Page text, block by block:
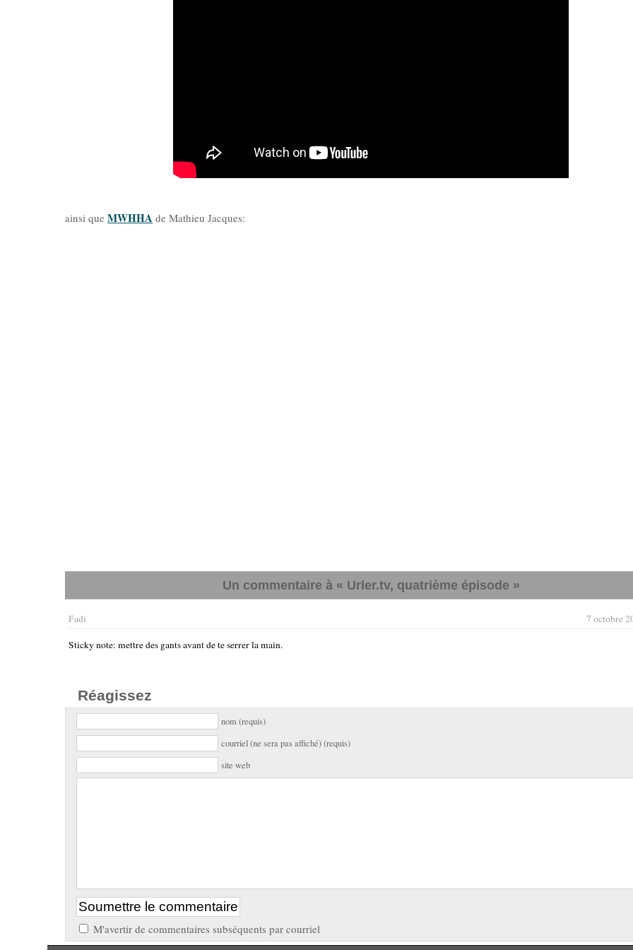
ainsi queMWHHA de Mathieu Jacques:
Un commentaire à « Urler.tv, quatrième épisode »
Fadi 7 octobre
Sticky note: mettre des gants avant de te serrer la main.
Réagissez
nom (requis)
courriel (ne sera pas affiché) (requis)
site web
M'avertir de commentaires subséquents par courriel